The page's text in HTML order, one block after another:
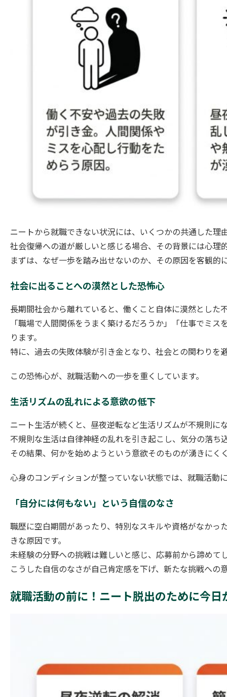
ニートから就職できない状況には、いくつかの共通した理
社会復帰への道が厳しいと感じる場合、その背景には心
まずは、なぜ一歩を踏み出せないのか、その原因を客観
社会に出ることへの漠然とした恐怖心
長期間社会から離れていると、働くこと自体に漠然とした
「職場で人間関係をうまく築けるだろうか」「仕事でミ
ります。
特に、過去の失敗体験が引き金となり、社会との関わりを
この恐怖心が、就職活動への一歩を重くしています。
生活リズムの乱れによる意欲の低下
ニート生活が続くと、昼夜逆転など生活リズムが不規則に
不規則な生活は自律神経の乱れを引き起こし、気分の落ち
その結果、何かを始めようという意欲そのものが湧きに
心身のコンディションが整っていない状態では、就職活動
「自分には何もない」という自信のなさ
職歴に空白期間があったり、特別なスキルや資格がなか
きな原因です。
未経験の分野への挑戦は難しいと感じ、応募前から諦めて
こうした自信のなさが自己肯定感を下げ、新たな挑戦へ
就職活動の前に！ニート脱出のために今